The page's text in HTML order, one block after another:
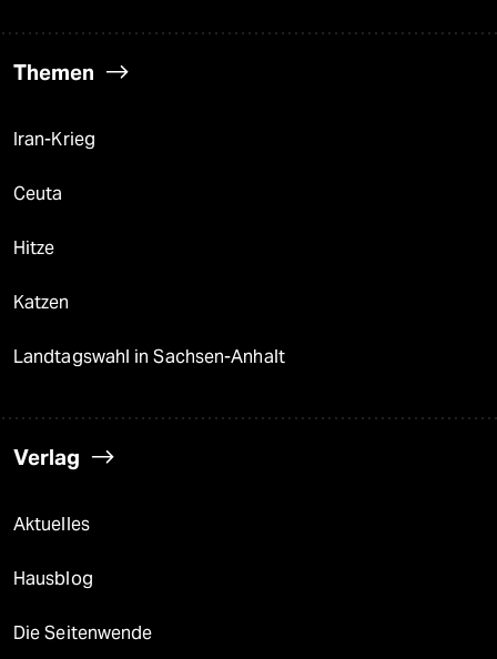
Themen
Iran-Krieg
Ceuta
Hitze
Katzen
Landtagswahl in Sachsen-Anhalt
Verlag
Aktuelles
Hausblog
Die Seitenwende